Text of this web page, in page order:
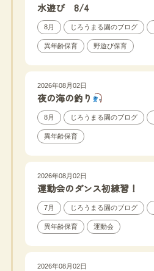
水遊び 8/4
8月 じろうまる園のブログ
異年齢保育 野遊び保育
2026年08月02日
夜の海の釣り
8月 じろうまる園のブログ
異年齢保育
2026年08月02日
運動会のダンス初練習！
7月 じろうまる園のブログ
異年齢保育 運動会
2026年08月02日